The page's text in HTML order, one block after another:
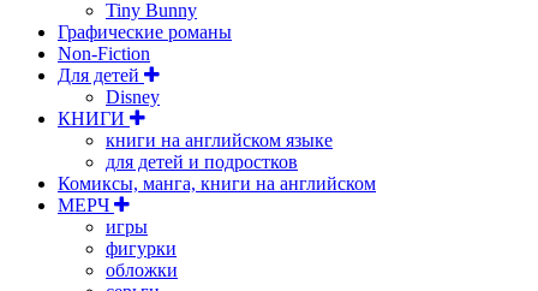
Tiny Bunny
Графические романы
Non-Fiction
Для детей
Disney
КНИГИ
книги на английском языке
для детей и подростков
Комиксы, манга, книги на английском
МЕРЧ
игры
фигурки
обложки